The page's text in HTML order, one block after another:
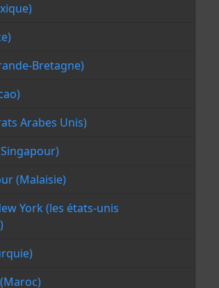
Bretagne)
Arabes Unis)
(Malaisie)
York (les états-unis